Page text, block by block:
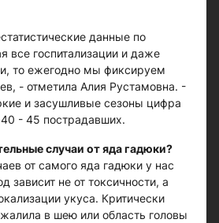
данные по
все госпитализации и даже
то ежегодно мы фиксируем
- отметила Алия Рустамовна. -
и засушливые сезоны цифра
- 45 пострадавших.
случаи от яда гадюки?
от самого яда гадюки у нас
зависит не от токсичности, а
укуса. Критически
в шею или область головы